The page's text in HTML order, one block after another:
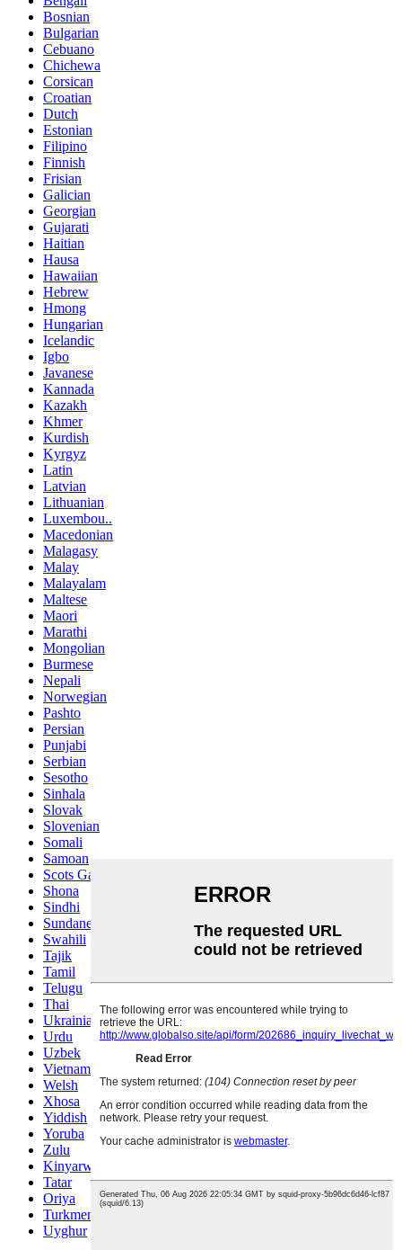
Bosnian
Bulgarian
Cebuano
Chichewa
Corsican
Croatian
Dutch
Estonian
Filipino
Finnish
Frisian
Galician
Georgian
Gujarati
Haitian
Hausa
Hawaiian
Hebrew
Hmong
Hungarian
Icelandic
Igbo
Javanese
Kannada
Kazakh
Khmer
Kurdish
Kyrgyz
Latin
Latvian
Lithuanian
Luxembou..
Macedonian
Malagasy
Malay
Malayalam
Maltese
Maori
Marathi
Mongolian
Burmese
Nepali
Norwegian
Pashto
Persian
Punjabi
Serbian
Sesotho
Sinhala
Slovak
Slovenian
Somali
Samoan
Scots Gaelic
Shona
Sindhi
Sundanese
Swahili
Tajik
Tamil
Telugu
Thai
Ukrainian
Urdu
Uzbek
Vietnamese
Welsh
Xhosa
Yiddish
Yoruba
Zulu
Kinyarwanda
Tatar
Oriya
Turkmen
Uyghur